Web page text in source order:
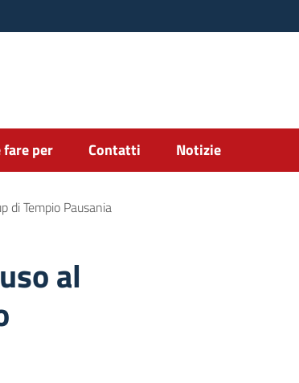
fare per Contatti Notizie
di Tempio Pausania
al